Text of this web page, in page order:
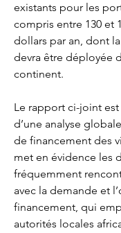
existants pour les
compris entre 130 et
dollars par an, dont
devra être déployée
continent.
Le rapport ci-joint
d’une analyse
de financement des
met en évidence les
fréquemment
avec la demande et
financement, qui
autorités locales